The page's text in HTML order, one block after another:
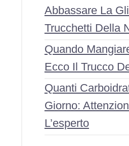
Abbassare La
Trucchetti Della
Quando
Ecco Il Trucco
Quanti
Giorno:
L’esperto